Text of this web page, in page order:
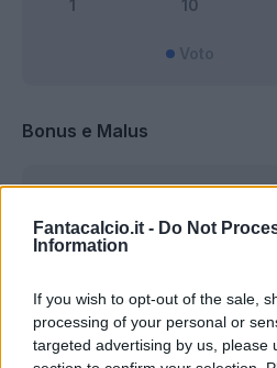
Fantacalcio.it - Do Not
Information
If you wish to opt-out of the sale,
processing of your personal or
targeted advertising by us, please
Bonus e Malus